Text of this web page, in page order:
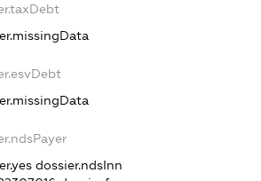
dossier.ndsInn